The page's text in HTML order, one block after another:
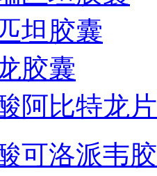
坦胶囊
胶囊
阿比特龙片
可洛派韦